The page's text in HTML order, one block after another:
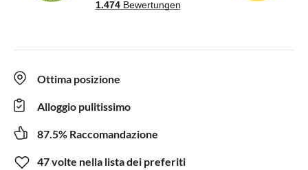
Ottima posizione
Alloggio pulitissimo
87.5% Raccomandazione
47 volte nella lista dei preferiti